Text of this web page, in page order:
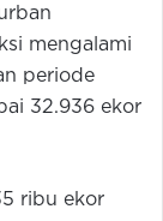
mengalami
periode
32.936 ekor
ribu ekor